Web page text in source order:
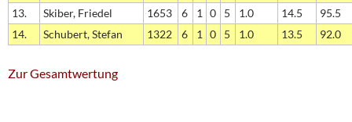
13.
Skiber, Friedel 1653 6 1 0 5 1.0 14.5
95.5
14.
Schubert, Stefan 1322 6 1 0 5 1.0 13.5 92.0
Zur Gesamtwertung